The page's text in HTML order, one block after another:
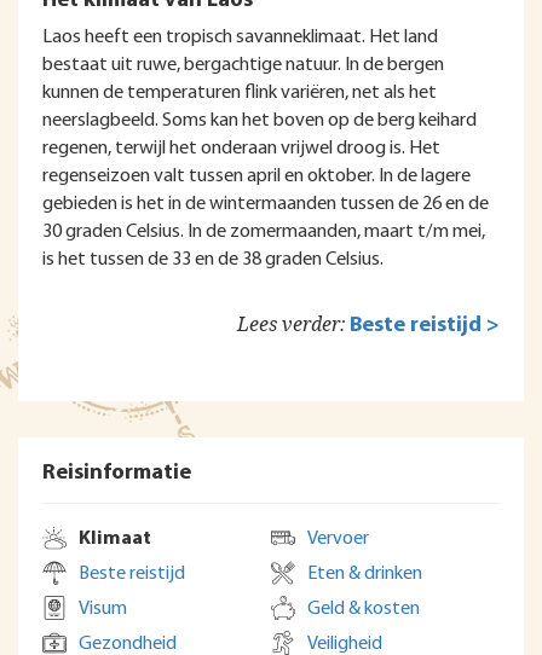
Laos heeft een tropisch savanneklimaat. Het land
bestaat uit ruwe, bergachtige natuur. In de bergen
kunnen de temperaturen flink variëren, net als het
neerslagbeeld. Soms kan het boven op de berg keihard
regenen, terwijl het onderaan vrijwel droog is. Het
regenseizoen valt tussen april en oktober. In de lagere
gebieden is het in de wintermaanden tussen de 26 en de
30 graden Celsius. In de zomermaanden, maart t/m mei,
is het tussen de 33 en de 38 graden Celsius.
Lees verder: Beste reistijd >
Reisinformatie
Klimaat
Beste reistijd
Visum
Gezondheid
Vervoer
Eten & drinken
Geld & kosten
Veiligheid